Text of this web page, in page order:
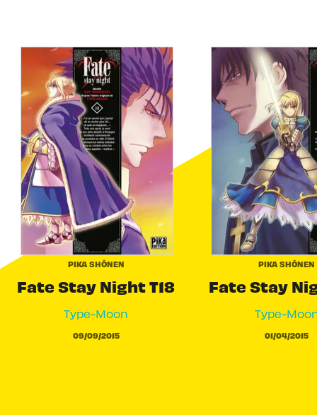
PIKA SHÔNEN
Fate Stay Night T18
Type-Moon
09/09/2015
PIKA SHÔNEN
Fate Stay
Type-
01/04/2015